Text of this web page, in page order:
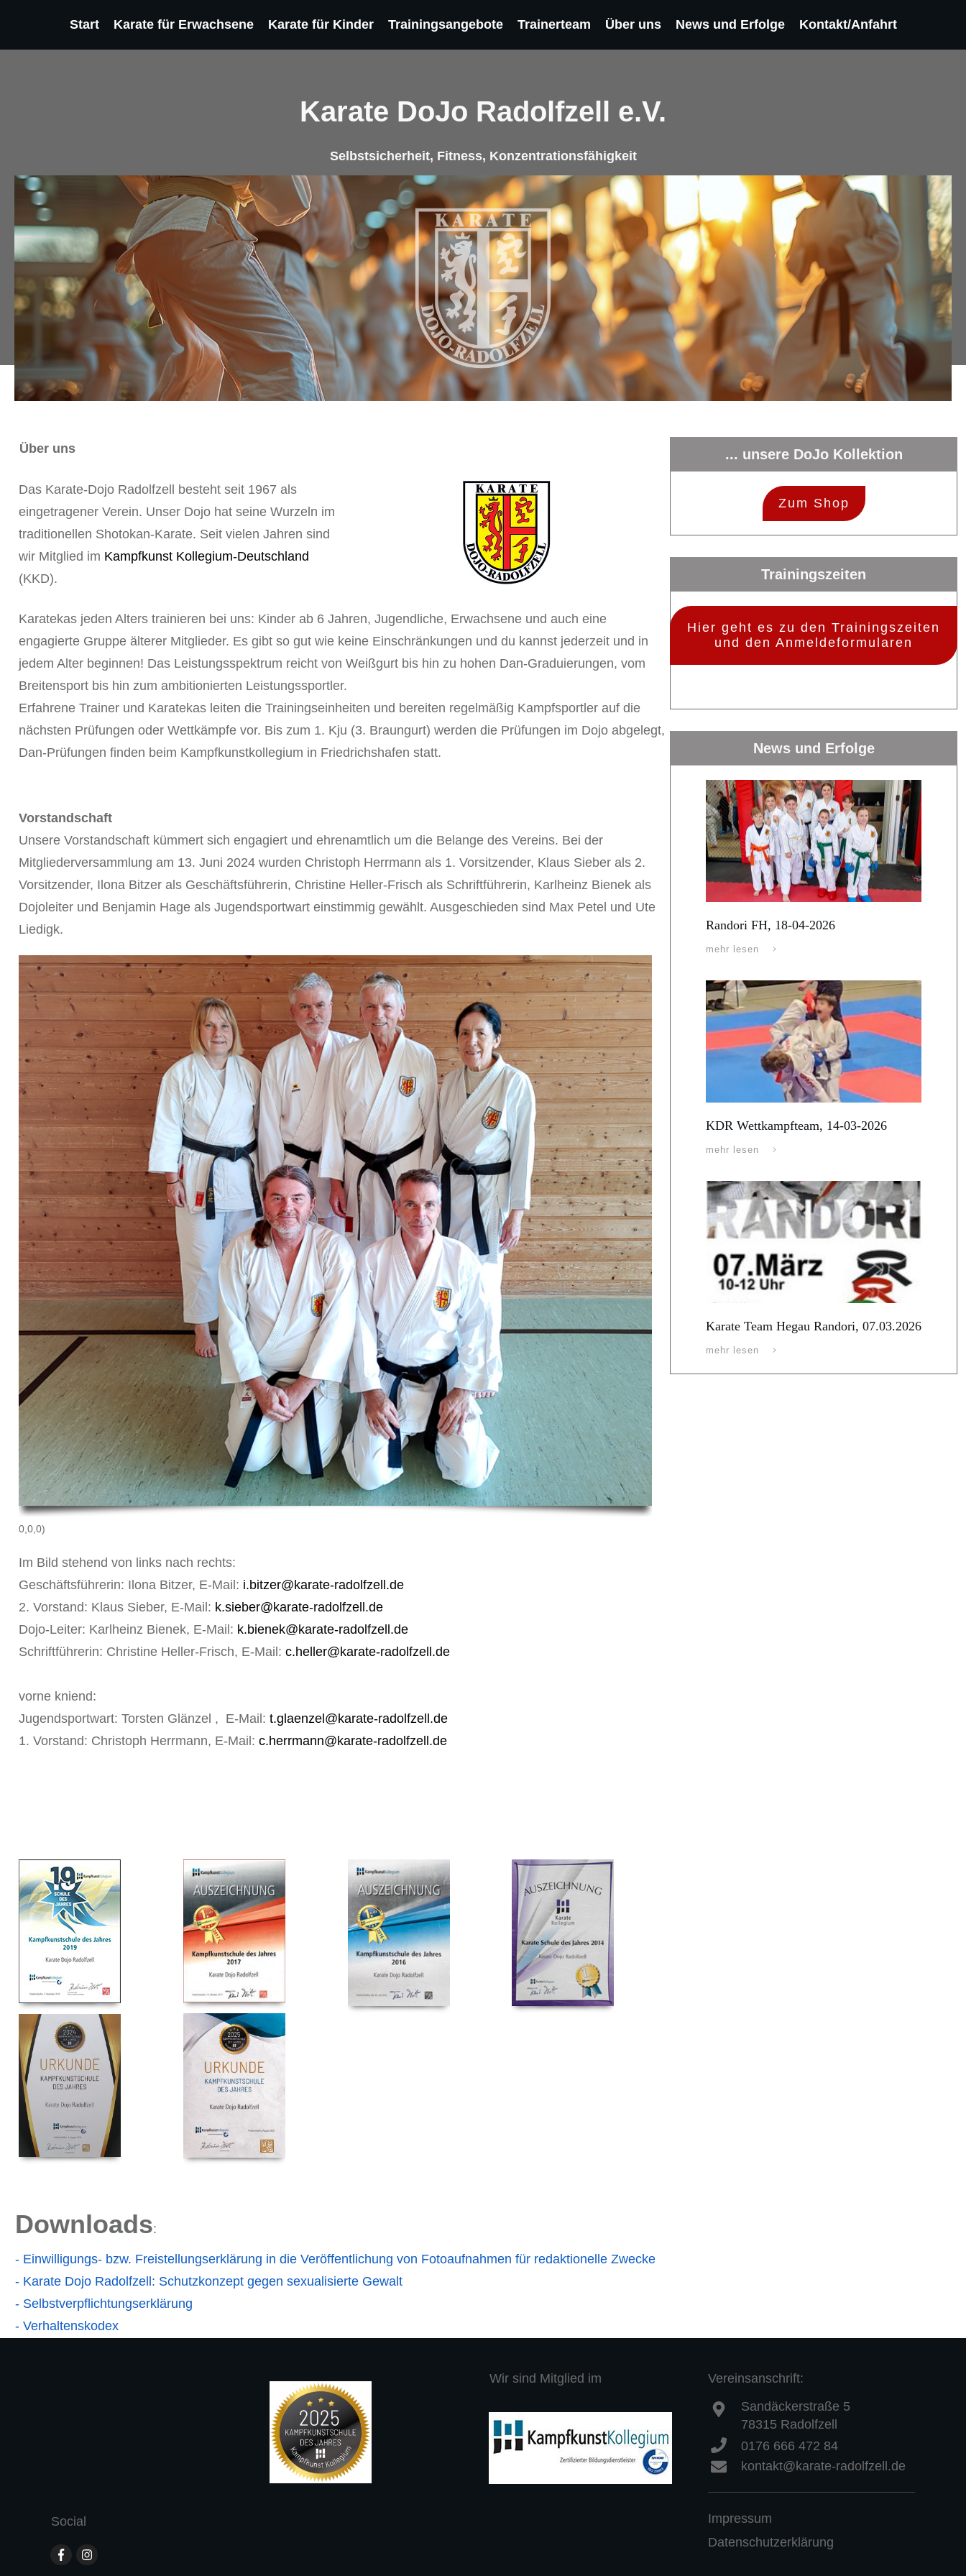
Start Karate für Erwachsene Karate für Kinder Trainingsangebote Trainerteam Über uns News und Erfolge Kontakt/Anfahrt
Karate DoJo Radolfzell e.V.
Selbstsicherheit, Fitness, Konzentrationsfähigkeit
Über uns
Das Karate-Dojo Radolfzell besteht seit 1967 als
eingetragener Verein. Unser Dojo hat seine Wurzeln im
traditionellen Shotokan-Karate. Seit vielen Jahren sind
wir Mitglied im Kampfkunst Kollegium-Deutschland
(KKD).
Karatekas jeden Alters trainieren bei uns: Kinder ab 6 Jahren, Jugendliche, Erwachsene und auch eine
engagierte Gruppe älterer Mitglieder. Es gibt so gut wie keine Einschränkungen und du kannst jederzeit und in
jedem Alter beginnen! Das Leistungsspektrum reicht von Weißgurt bis hin zu hohen Dan-Graduierungen, vom
Breitensport bis hin zum ambitionierten Leistungssportler.
Erfahrene Trainer und Karatekas leiten die Trainingseinheiten und bereiten regelmäßig Kampfsportler auf die
nächsten Prüfungen oder Wettkämpfe vor. Bis zum 1. Kju (3. Braungurt) werden die Prüfungen im Dojo abgelegt,
Dan-Prüfungen finden beim Kampfkunstkollegium in Friedrichshafen statt.
Vorstandschaft
Unsere Vorstandschaft kümmert sich engagiert und ehrenamtlich um die Belange des Vereins. Bei der
Mitgliederversammlung am 13. Juni 2024 wurden Christoph Herrmann als 1. Vorsitzender, Klaus Sieber als 2.
Vorsitzender, Ilona Bitzer als Geschäftsführerin, Christine Heller-Frisch als Schriftführerin, Karlheinz Bienek als
Dojoleiter und Benjamin Hage als Jugendsportwart einstimmig gewählt. Ausgeschieden sind Max Petel und Ute
Liedigk.
0,0,0)
Im Bild stehend von links nach rechts:
Geschäftsführerin: Ilona Bitzer, E-Mail: i.bitzer@karate-radolfzell.de
2. Vorstand: Klaus Sieber, E-Mail: k.sieber@karate-radolfzell.de
Dojo-Leiter: Karlheinz Bienek, E-Mail: k.bienek@karate-radolfzell.de
Schriftführerin: Christine Heller-Frisch, E-Mail: c.heller@karate-radolfzell.de
vorne kniend:
Jugendsportwart: Torsten Glänzel , E-Mail: t.glaenzel@karate-radolfzell.de
1. Vorstand: Christoph Herrmann, E-Mail: c.herrmann@karate-radolfzell.de
Downloads:
- Einwilligungs- bzw. Freistellungserklärung in die Veröffentlichung von Fotoaufnahmen für redaktionelle Zwecke
- Karate Dojo Radolfzell: Schutzkonzept gegen sexualisierte Gewalt
- Selbstverpflichtungserklärung
- Verhaltenskodex
... unsere DoJo Kollektion
Zum Shop
Trainingszeiten
Hier geht es zu den Trainingszeiten
und den Anmeldeformularen
News und Erfolge
Randori FH, 18-04-2026
mehr lesen
KDR Wettkampfteam, 14-03-2026
mehr lesen
Karate Team Hegau Randori, 07.03.2026
mehr lesen
Social
Wir sind Mitglied im Vereinsanschrift:
Sandäckerstraße 5
78315 Radolfzell
0176 666 472 84
kontakt@karate-radolfzell.de
Impressum
Datenschutzerklärung